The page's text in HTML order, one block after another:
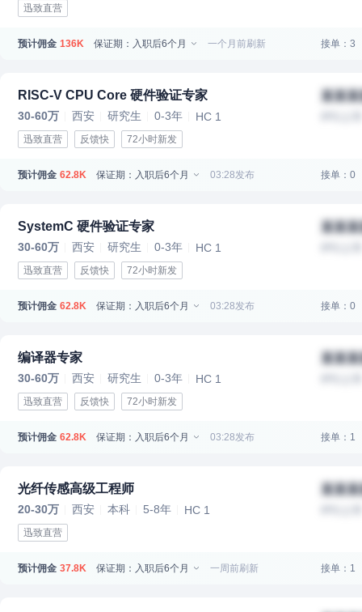
迅致直营
预计佣金 136K 保证期：入职后6个月 一个月前刷新 接单：3
RISC-V CPU Core 硬件验证专家
30-60万 西安 研究生 0-3年 HC 1
迅致直营 反馈快 72小时新发
某某
预计佣金 62.8K 保证期：入职后6个月 03:28发布 接单：0
SystemC 硬件验证专家
30-60万 西安 研究生 0-3年 HC 1
迅致直营 反馈快 72小时新发
某某
预计佣金 62.8K 保证期：入职后6个月 03:28发布 接单：0
编译器专家
30-60万 西安 研究生 0-3年 HC 1
迅致直营 反馈快 72小时新发
某某
预计佣金 62.8K 保证期：入职后6个月 03:28发布 接单：1
光纤传感高级工程师
20-30万 西安 本科 5-8年 HC 1
迅致直营
某某
预计佣金 37.8K 保证期：入职后6个月 一周前刷新 接单：1